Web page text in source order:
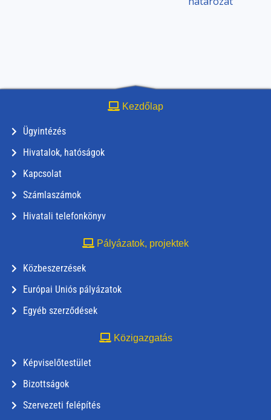
Kezdőlap
Ügyintézés
Hivatalok, hatóságok
Kapcsolat
Számlaszámok
Hivatali telefonkönyv
Pályázatok, projektek
Közbeszerzések
Európai Uniós pályázatok
Egyéb szerződések
Közigazgatás
Képviselőtestület
Bizottságok
Szervezeti felépítés